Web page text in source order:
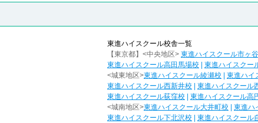
東進ハイスクール校舎一覧
【東京都】<中央地区> 東進ハイスクール市ヶ
東進ハイスクール高田馬場校
東進ハイスクー
<城東地区>東進ハイスクール綾瀬校 東進ハイ
東進ハイスクール西新井校
東進ハイスクール
東進ハイスクール荻窪校
東進ハイスクール高
<城南地区>東進ハイスクール大井町校 東進ハ
東進ハイスクール下北沢校
東進ハイスクール